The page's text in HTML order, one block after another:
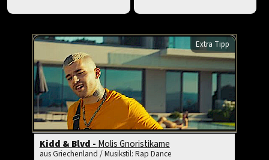
Extra Tipp
Kidd & Blvd - Molis Gnoristikame
aus Griechenland / Musikstil: Rap Dance